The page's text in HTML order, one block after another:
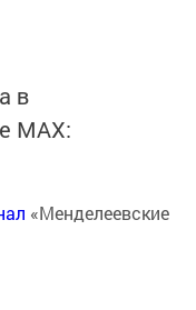
в
MАХ:
«Менделеевские